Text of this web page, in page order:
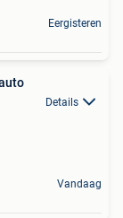
Eergisteren
Details
Vandaag